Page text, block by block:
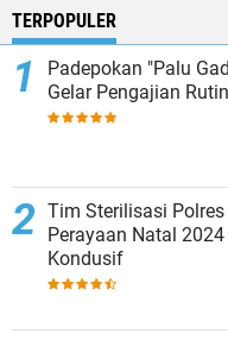
TERPOPULER
Padepokan "Palu
Gelar Pengajian
Tim Sterilisasi
Perayaan Natal
Kondusif